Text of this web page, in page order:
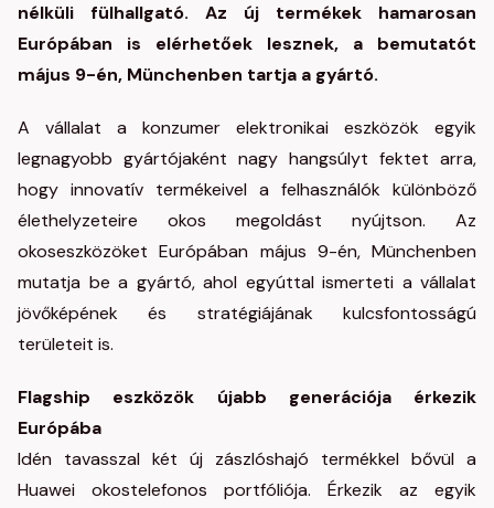
nélküli fülhallgató. Az új termékek hamarosan
Európában is elérhetőek lesznek, a bemutatót
május 9-én, Münchenben tartja a gyártó.
A vállalat a konzumer elektronikai eszközök egyik
legnagyobb gyártójaként nagy hangsúlyt fektet arra,
hogy innovatív termékeivel a felhasználók különböző
élethelyzeteire okos megoldást nyújtson. Az
okoseszközöket Európában május 9-én, Münchenben
mutatja be a gyártó, ahol egyúttal ismerteti a vállalat
jövőképének és stratégiájának kulcsfontosságú
területeit is.
Flagship eszközök újabb generációja érkezik
Európába
Idén tavasszal két új zászlóshajó termékkel bővül a
Huawei okostelefonos portfóliója. Érkezik az egyik